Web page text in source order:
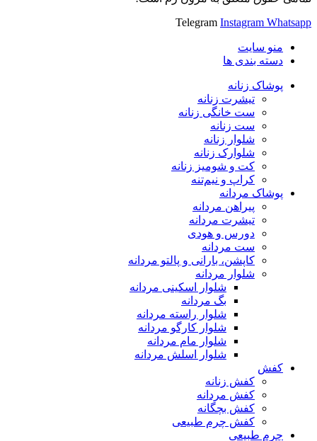
Telegram Instagram Whatsapp
منو سایت
دسته بندی ها
پوشاک زنانه
تیشرت زنانه
ست خانگی زنانه
ست زنانه
شلوار زنانه
شلوارک زنانه
کت و شومیز زنانه
کراپ و نیم‌تنه
پوشاک مردانه
پیراهن مردانه
تیشرت مردانه
دورس و هودی
ست مردانه
کاپشن، بارانی و پالتو مردانه
شلوار مردانه
شلوار اسکینی مردانه
بگ مردانه
شلوار راسته مردانه
شلوار کارگو مردانه
شلوار مام مردانه
شلوار اسلش مردانه
کفش
کفش زنانه
کفش مردانه
کفش بچگانه
کفش چرم طبیعی
چرم طبیعی